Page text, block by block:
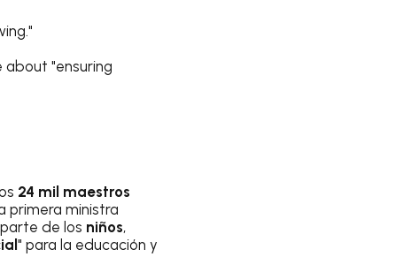
about "ensuring
24 mil maestros
primera ministra
de los niños,
" para la educación y